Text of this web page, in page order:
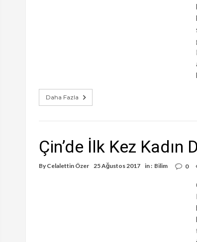
Daha Fazla
Çin’de İlk Kez Kadın
By Celalettin Özer 25 Ağustos 2017 in : Bilim 0